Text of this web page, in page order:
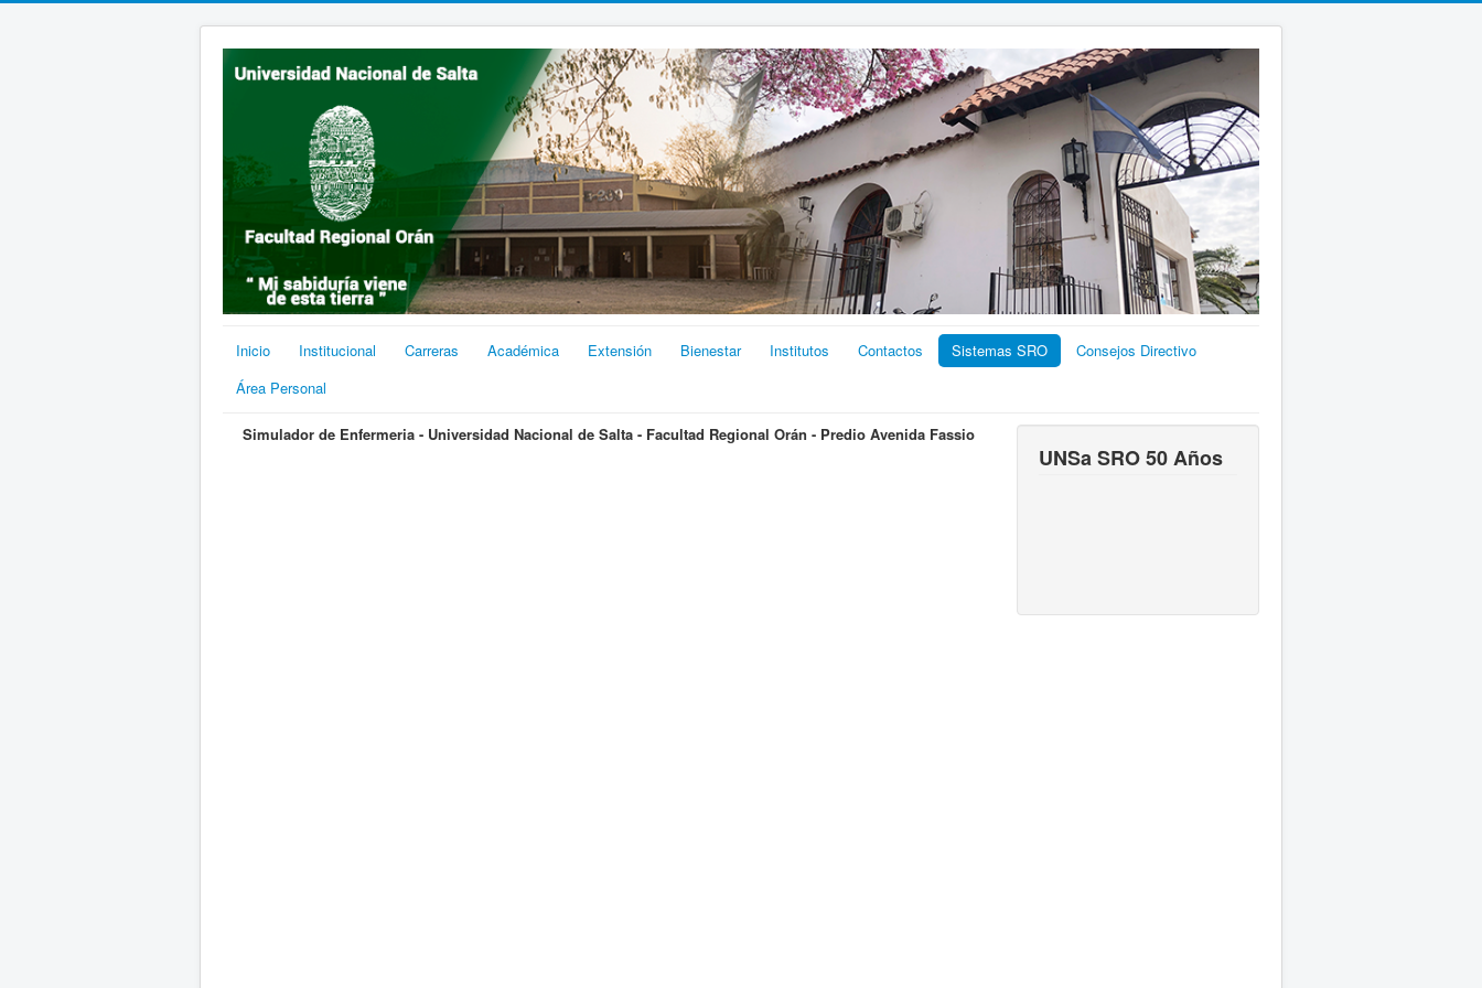
Inicio Institucional Carreras Académica Extensión Bienestar Institutos Contactos Sistemas SRO
Consejos Directivo
Área Personal
Simulador de Enfermeria - Universidad Nacional de Salta - Facultad Regional Orán - Predio Avenida Fassio
UNSa SRO 50 Años